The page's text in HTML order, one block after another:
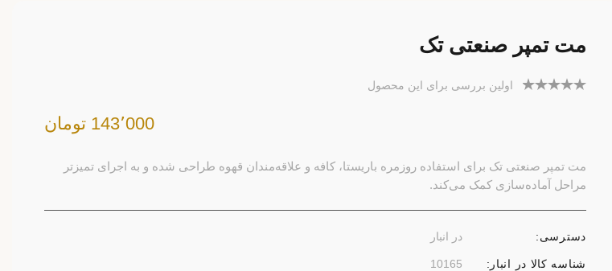
مت تمپر صنعتی تک
اولین بررسی برای این محصول
143٬000 تومان
مت تمپر صنعتی تک برای استفاده روزمره باریستا، کافه و علاقه‌مندان قهوه طراحی شده و به اجرای تمیزتر
مراحل آماده‌سازی کمک می‌کند.
دسترسی: در انبار
شناسه کالا در انبار: 10165